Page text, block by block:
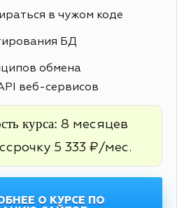
в чужом коде
БД
обмена
веб-сервисов
курса: 8 месяцев
5 333 ₽/мес.
О КУРСЕ ПО